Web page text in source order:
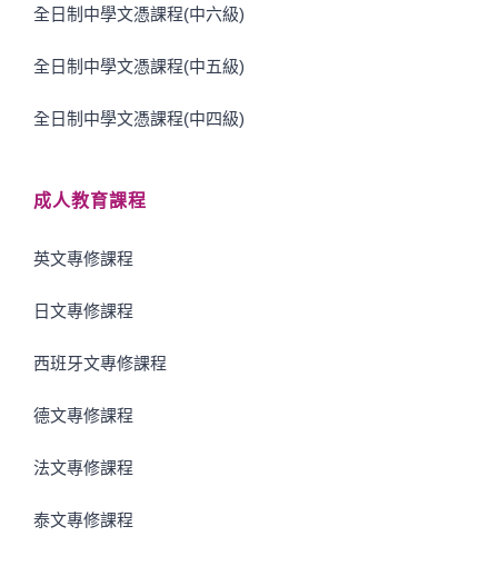
全日制中學文憑課程(中六級)
全日制中學文憑課程(中五級)
全日制中學文憑課程(中四級)
成人教育課程
英文專修課程
日文專修課程
西班牙文專修課程
德文專修課程
法文專修課程
泰文專修課程